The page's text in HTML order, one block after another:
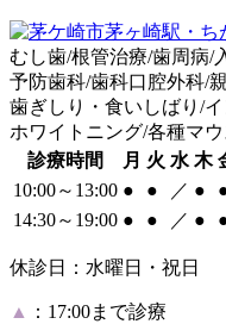
むし歯/根管治療/歯周病/
予防歯科/歯科口腔外科/
歯ぎしり・食いしばり/
ホワイトニング/各種マ
診療時間
月 火 水 木
10:00～13:00 ● ● ／ ●
14:30～19:00 ● ● ／ ●
休診日：水曜日・祝日
▲ ：17:00まで診療